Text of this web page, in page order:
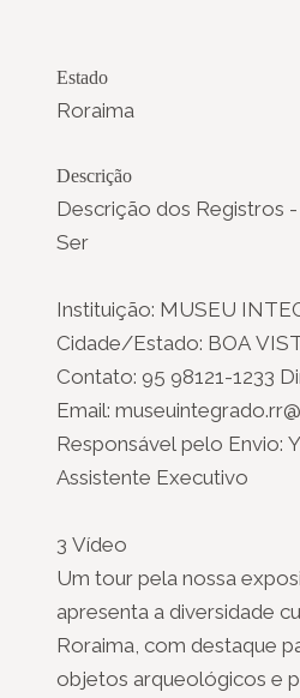
Estado
Roraima
Descrição
Descrição dos Registros
Ser
Instituição: MUSEU
Cidade/Estado: BOA
Contato: 95 98121-1233
Email:
Responsável pelo Envio:
Assistente Executivo
3 Vídeo
Um tour pela nossa
apresenta a diversidade
Roraima, com destaque
objetos arqueológicos e